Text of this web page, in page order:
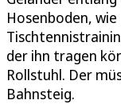
Hosenboden,
der ihn tragen
Rollstuhl. Der
Bahnsteig.